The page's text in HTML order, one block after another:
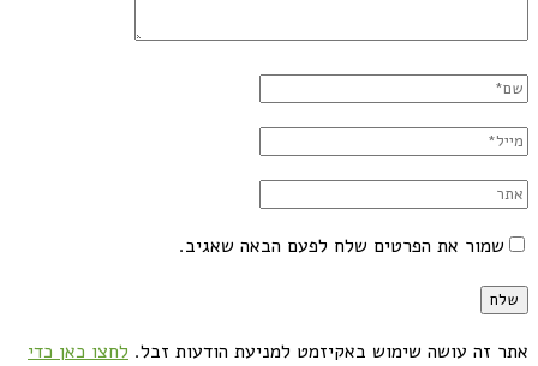
שמור את הפרטים שלח לפעם הבאה שאגיב.
אתר זה עושה שימוש באקיזמט למניעת הודעות זבל. לחצו כאן כדי